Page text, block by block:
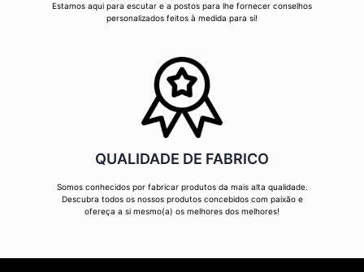
Estamos aqui para escutar e a postos para lhe fornecer conselhos
personalizados feitos à medida para si!
QUALIDADE DE FABRICO
Somos conhecidos por fabricar produtos da mais alta qualidade.
Descubra todos os nossos produtos concebidos com paixão e
ofereça a si mesmo(a) os melhores dos melhores!